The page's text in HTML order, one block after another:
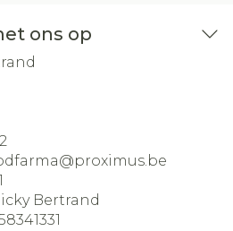
ons op
proximus.be
Bertrand